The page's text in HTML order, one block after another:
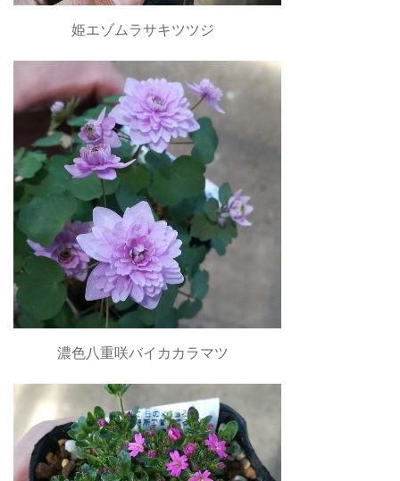
姫エゾムラサキツツジ
濃色八重咲バイカカラマツ